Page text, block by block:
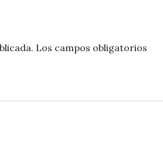
Los campos obligatorios